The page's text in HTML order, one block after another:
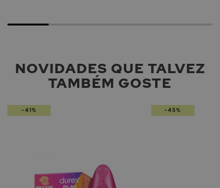
NOVIDADES QUE TALVEZ
TAMBÉM GOSTE
-41% -45%